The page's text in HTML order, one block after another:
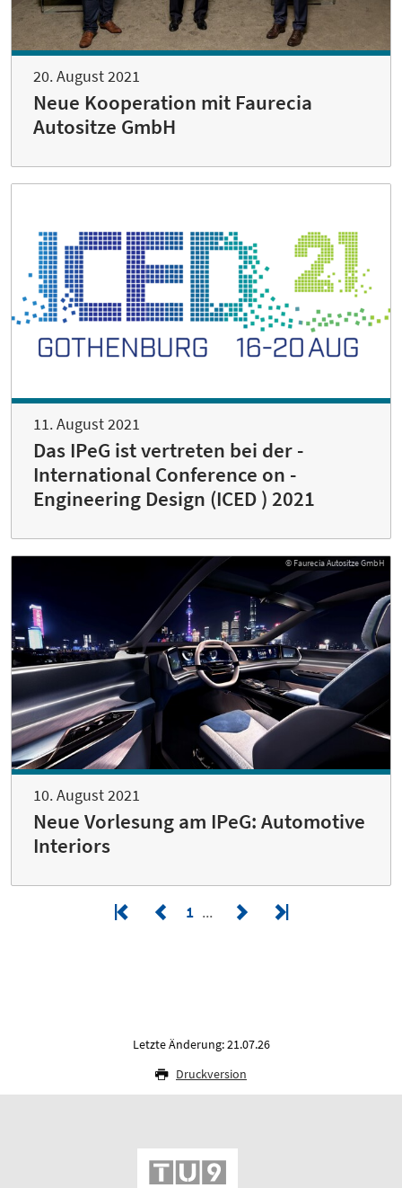
20. August 2021
Neue Kooperation mit Faurecia
Autositze GmbH
11. August 2021
Das IPeG ist vertreten bei der ­
International Conference on ­
Engineering Design (ICED ) 2021
© Faurecia Autositze GmbH
10. August 2021
Neue Vorlesung am IPeG: ­Automotive
Interiors
1
Letzte Änderung: 21.07.26
Druckversion